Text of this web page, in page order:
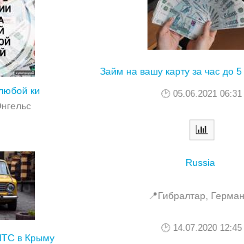
ки
Займ на вашу карту за час до 5
05.06.2021 06:31
в Крыму
Russia
📍Гибралтар,
14.07.2020 12:45